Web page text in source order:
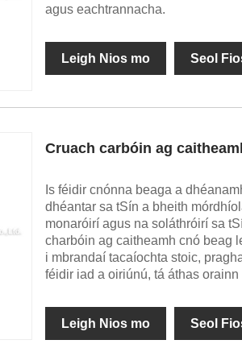
agus eachtrannacha.
Leigh Nios mo Seol
Cruach carbóin ag
Is féidir cnónna beaga a
dhéantar sa tSín a bheith
monaróirí agus na soláthróirí sa
charbóin ag caitheamh cnó beag
i mbrandaí tacaíochta stoic,
féidir iad a oiriúnú, tá áthas
Leigh Nios mo Seol